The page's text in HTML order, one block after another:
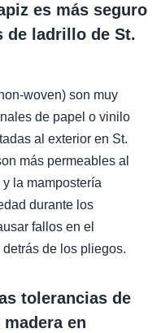
es más seguro
de ladrillo de St.
woven) son muy
de papel o vinilo
al exterior en St.
más permeables al
la mampostería
durante los
fallos en el
de los pliegos.
tolerancias de
en